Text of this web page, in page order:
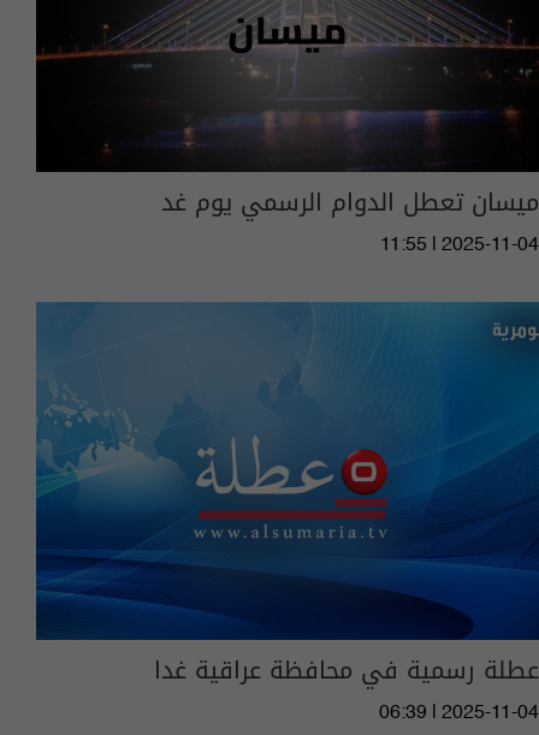
ميسان تعطل الدوام الرسمي يوم غد
11:55 | 2025-11-04
عطلة رسمية في محافظة عراقية غدا
06:39 | 2025-11-04